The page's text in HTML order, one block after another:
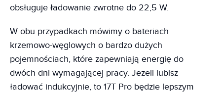
obsługuje ładowanie zwrotne do 22,5 W.
W obu przypadkach mówimy o bateriach
krzemowo-węglowych o bardzo dużych
pojemnościach, które zapewniają energię do
dwóch dni wymagającej pracy. Jeżeli lubisz
ładować indukcyjnie, to 17T Pro będzie lepszym